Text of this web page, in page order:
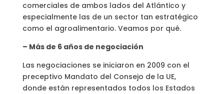
comerciales de ambos lados del Atlántico y
especialmente las de un sector tan estratégico
como el agroalimentario. Veamos por qué.
– Más de 6 años de negociación
Las negociaciones se iniciaron en 2009 con el
preceptivo Mandato del Consejo de la UE,
donde están representados todos los Estados